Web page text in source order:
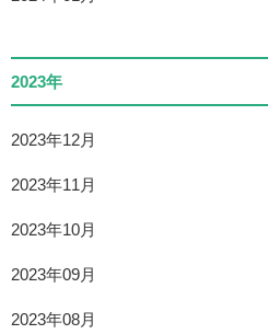
2023年
2023年12月
2023年11月
2023年10月
2023年09月
2023年08月